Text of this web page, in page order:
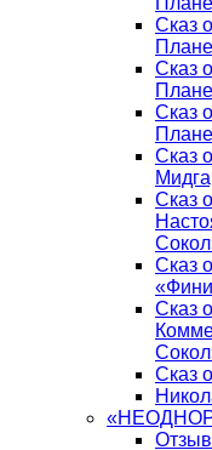
Сказ
Сказ
Сказ
Сказ
Сказ
Сказ
Сказ
Сказ